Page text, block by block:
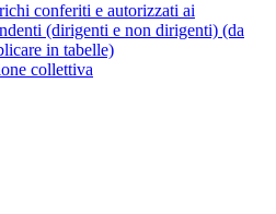
conferiti e autorizzati ai
(dirigenti e non dirigenti) (da
in tabelle)
collettiva